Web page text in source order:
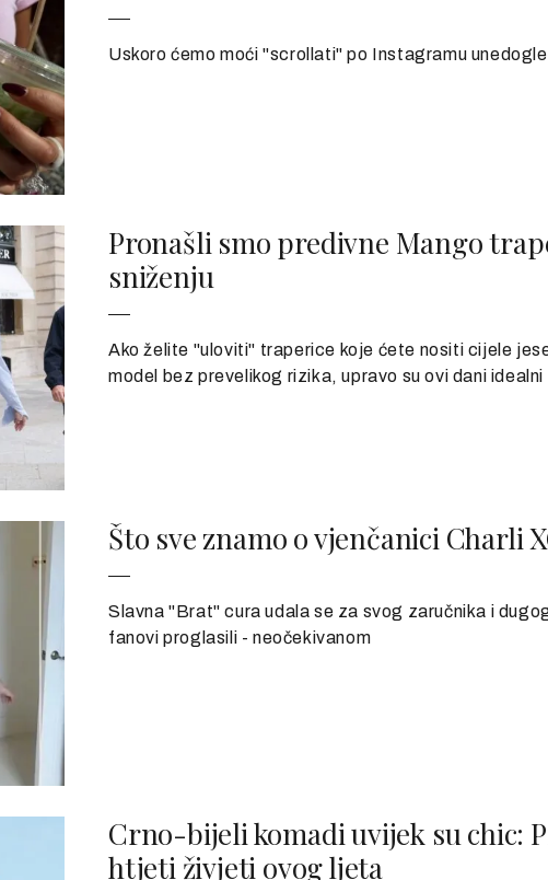
Uskoro ćemo moći "scrollati" po Instagramu
Pronašli smo predivne Mango
sniženju
Ako želite "uloviti" traperice koje ćete nositi cijele
model bez prevelikog rizika, upravo su ovi dani
Što sve znamo o vjenčanici Charli
Slavna "Brat" cura udala se za svog zaručnika i
fanovi proglasili - neočekivanom
Crno-bijeli komadi uvijek su chic:
htjeti živjeti ovog ljeta